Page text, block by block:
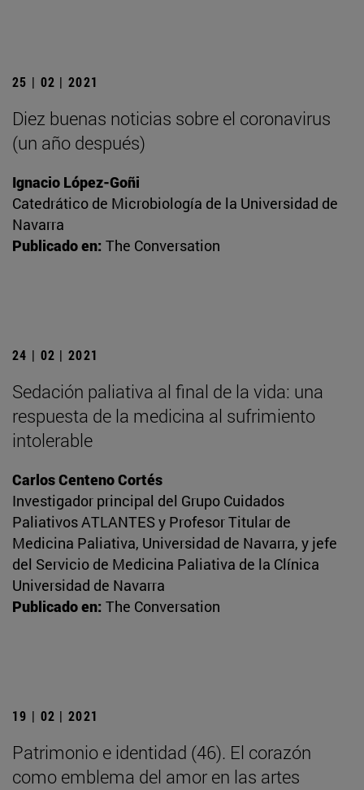
25 | 02 | 2021
Diez buenas noticias sobre el coronavirus
(un año después)
Ignacio López-Goñi
Catedrático de Microbiología de la Universidad de
Navarra
Publicado en: The Conversation
24 | 02 | 2021
Sedación paliativa al final de la vida: una
respuesta de la medicina al sufrimiento
intolerable
Carlos Centeno Cortés
Investigador principal del Grupo Cuidados
Paliativos ATLANTES y Profesor Titular de
Medicina Paliativa, Universidad de Navarra, y jefe
del Servicio de Medicina Paliativa de la Clínica
Universidad de Navarra
Publicado en: The Conversation
19 | 02 | 2021
Patrimonio e identidad (46). El corazón
como emblema del amor en las artes